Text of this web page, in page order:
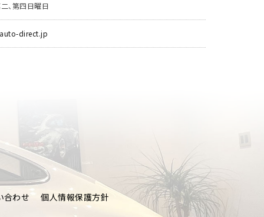
、第四日曜日
direct.jp
合わせ 個人情報保護方針